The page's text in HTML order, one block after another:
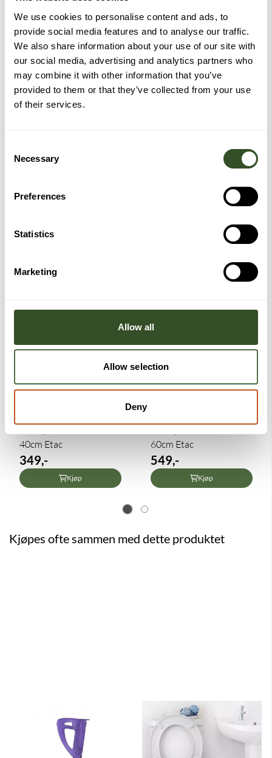
We use cookies to personalise content and ads, to
provide social media features and to analyse our traffic.
We also share information about your use of our site with
our social media, advertising and analytics partners who
may combine it with other information that you’ve
provided to them or that they’ve collected from your use
of their services.
Selection
Necessary
Preferences
Statistics
Marketing
Allow all
Allow selection
Deny
40cm Etac
349,-
Kjøp
60cm Etac
549,-
Kjøp
Kjøpes ofte sammen med dette produktet